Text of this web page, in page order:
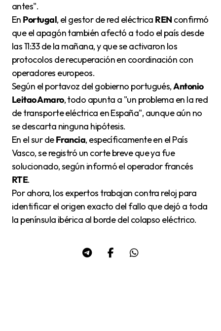
antes".
En Portugal, el gestor de red eléctrica REN confirmó
que el apagón también afectó a todo el país desde
las 11:33 de la mañana, y que se activaron los
protocolos de recuperación en coordinación con
operadores europeos.
Según el portavoz del gobierno portugués,Antonio
Leitao Amaro, todo apunta a "un problema en la red
de transporte eléctrica en España", aunque aún no
se descarta ninguna hipótesis.
En el sur deFrancia, específicamente en el País
Vasco, se registró un corte breve que ya fue
solucionado, según informó el operador francés
RTE.
Por ahora, los expertos trabajan contra reloj para
identificar el origen exacto del fallo que dejó a toda
la península ibérica al borde del colapso eléctrico.